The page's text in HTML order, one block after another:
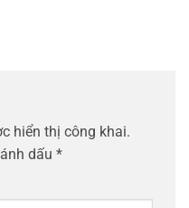
hiển thị công khai.
dấu *